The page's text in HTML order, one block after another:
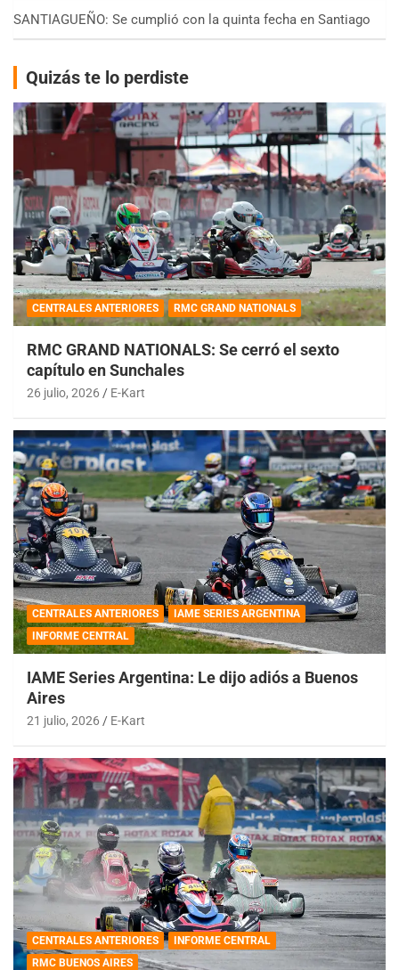
SANTIAGUEÑO: Se cumplió con la quinta fecha en Santiago
Quizás te lo perdiste
CENTRALES ANTERIORES RMC GRAND NATIONALS
RMC GRAND NATIONALS: Se cerró el sexto
capítulo en Sunchales
26 julio, 2026 E-Kart
CENTRALES ANTERIORES
IAME SERIES ARGENTINA
INFORME CENTRAL
IAME Series Argentina: Le dijo adiós a Buenos
Aires
21 julio, 2026 E-Kart
CENTRALES ANTERIORES
INFORME CENTRAL
RMC BUENOS AIRES